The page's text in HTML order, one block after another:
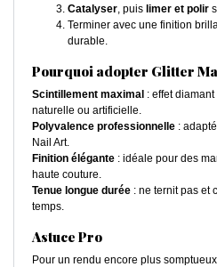
Catalyser, puis limer et polir
Terminer avec une finition
durable.
Pourquoi adopter Glitter
Scintillement maximal : effet
naturelle ou artificielle.
Polyvalence professionnelle :
Nail Art.
Finition élégante : idéale pour des
haute couture.
Tenue longue durée : ne ternit pas et
temps.
Astuce Pro
Pour un rendu encore plus